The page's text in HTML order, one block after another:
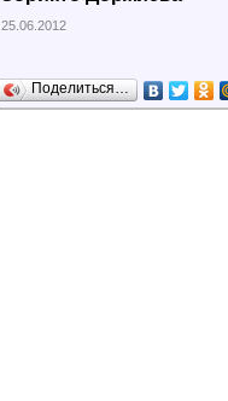
25.06.2012
Поделиться…